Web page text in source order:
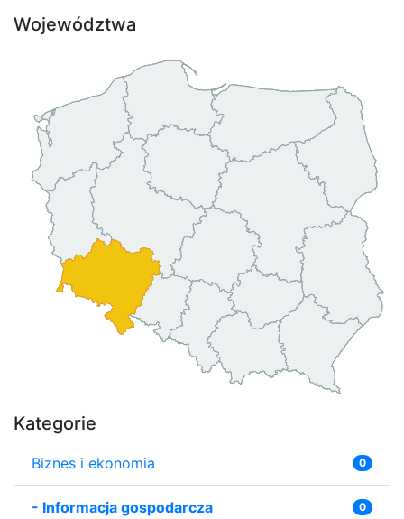
Województwa
Kategorie
Biznes i ekonomia 0
- Informacja gospodarcza 0